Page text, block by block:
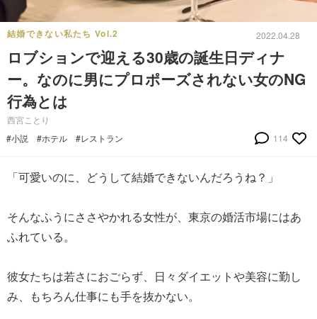
結婚できない私たち Vol.2 2022.04.28
ロブションで迎える30歳の誕生日ディナ
ー。なのに男にプロポーズされない女のNG
行為とは
西宮ことり
#小説
#ホテル #レストラン 114
「可愛いのに、どうして結婚できないんだろうね？」
そんなふうにささやかれる女性が、東京の婚活市場にはあ
ふれている。
彼女たちは若さにおごらず、日々ダイエットや美容に勤し
み、もちろん仕事にも手を抜かない。